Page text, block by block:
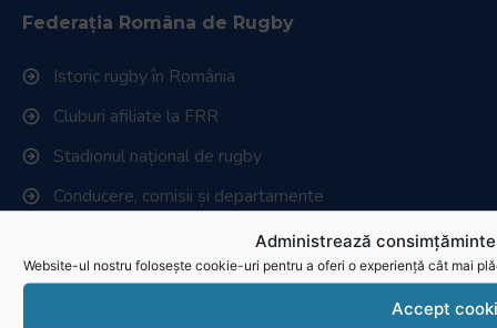
Administrează
Website-ul nostru folosește cookie-uri pentru a oferi o experiență cât mai
Accept
Federația Româna de Rugby
Istoric rugby în România
Cluburi afiliate la FRR
Stadionul național de rugby
Conducere, comisii și departamente
Link-uri utile